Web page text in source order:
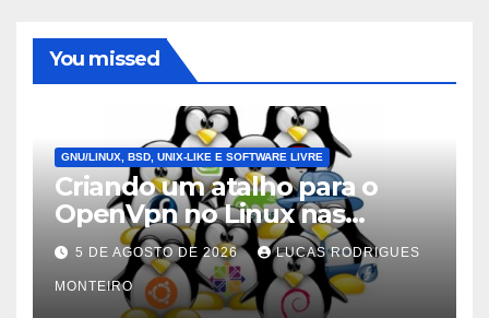
You missed
GNU/LINUX, BSD, UNIX-LIKE E SOFTWARE LIVRE
Criando um atalho para o
OpenVpn no Linux nas
distros Debian, ubuntu e
Mint Linux
5 DE AGOSTO DE 2026 LUCAS RODRIGUES
MONTEIRO